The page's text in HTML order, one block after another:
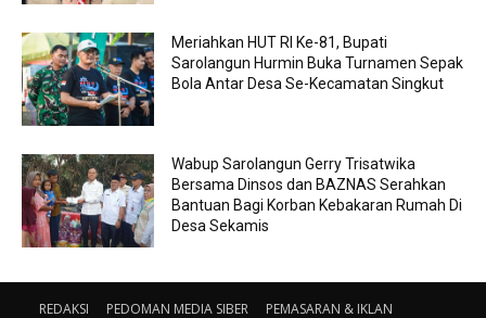
Meriahkan HUT RI Ke-81, Bupati
Sarolangun Hurmin Buka Turnamen Sepak
Bola Antar Desa Se-Kecamatan Singkut
Wabup Sarolangun Gerry Trisatwika
Bersama Dinsos dan BAZNAS Serahkan
Bantuan Bagi Korban Kebakaran Rumah Di
Desa Sekamis
REDAKSI PEDOMAN MEDIA SIBER PEMASARAN & IKLAN